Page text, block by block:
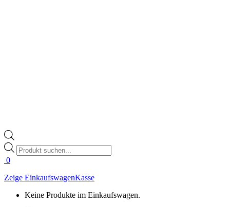
Products
search
0
Zeige EinkaufswagenKasse
Keine Produkte im Einkaufswagen.